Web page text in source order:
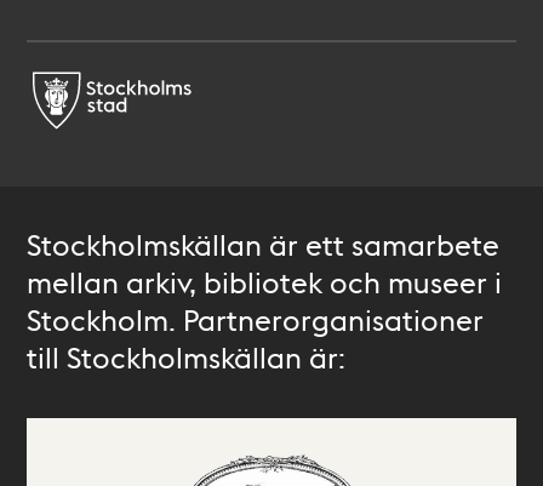
Stockholmskällan är ett samarbete
mellan arkiv, bibliotek och museer i
Stockholm. Partnerorganisationer
till Stockholmskällan är: